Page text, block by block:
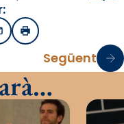
Imprimir
Següent